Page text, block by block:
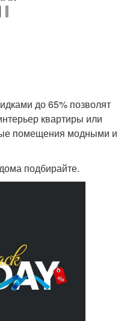
до 65% позволят
квартиры или
помещения модными и
подбирайте.